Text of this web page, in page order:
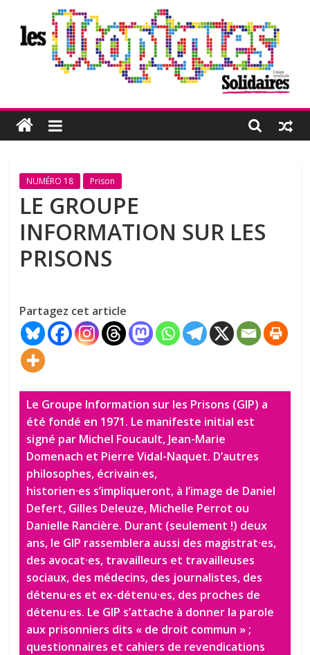
contenu
Les
Utopiques
Revue
réflexion
éditée
par
l'Union
NUMÉRO 18 Prison
LE GROUPE
INFORMATION SUR LES
PRISONS
Partagez cet article
Le Groupe Information sur les Prisons (GIP) a
été fondé en 1971. Le manifeste initial est
signé par Michel Foucault, Jean-Marie
Domenach et Pierre Vidal-Naquet. D’autres
philosophes, écrivain·es,
historien·es s’impliqueront, à l’image de Daniel
Defert, Gilles Deleuze, Michelle Perrot ou
Danielle Rancière. Durant (seulement !) deux
ans, le GIP rassemblera aussi des magistrat·es,
des avocat·es, travailleurs et travailleuses
sociaux, des médecins, des journalistes, des
détenu·es et ex-détenu·es, des proches de
détenu·es. Le GIP s’attache à donner la parole
aux prisonniers dits « de droit commun » ;
questionnaires et cahiers de revendications